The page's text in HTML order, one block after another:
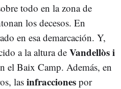
todo en la zona de
los decesos. En
en esa demarcación. Y,
a la altura de Vandellòs i
el Baix Camp. Además, en
las infracciones por